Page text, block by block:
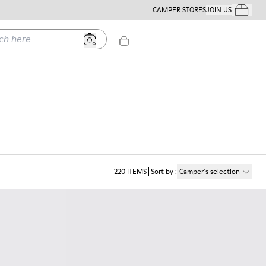
CAMPER STORESJOIN USYour
220 ITEMS Sort by: Camper´s selection